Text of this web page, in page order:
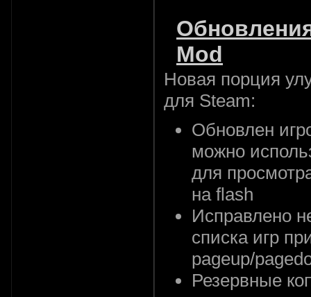
Mod
Новая порция
для Steam:
Обновлен
можно
для
на flash
Исправлено
списка игр
pageup/
Резервные